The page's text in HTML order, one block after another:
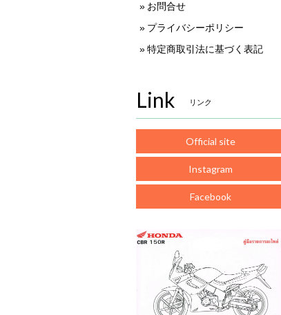
お問合せ
プライバシーポリシー
特定商取引法に基づく表記
Link リンク
Official site
Instagram
Facebook